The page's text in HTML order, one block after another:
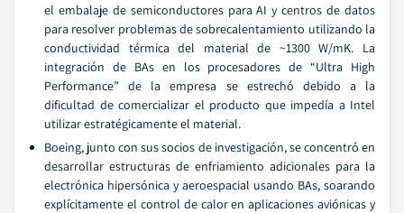
el embalaje de semiconductores para AI y centros de datos
para resolver problemas de sobrecalentamiento utilizando la
conductividad térmica del material de ~1300 W/mK. La
integración de BAs en los procesadores de “Ultra High
Performance” de la empresa se estrechó debido a la
dificultad de comercializar el producto que impedía a Intel
utilizar estratégicamente el material.
Boeing, junto con sus socios de investigación, se concentró en
desarrollar estructuras de enfriamiento adicionales para la
electrónica hipersónica y aeroespacial usando BAs, soarando
explícitamente el control de calor en aplicaciones aviónicas y